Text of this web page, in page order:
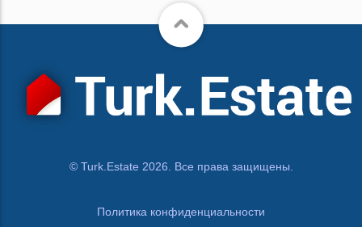
© Turk.Estate 2026. Все права защищены.
Политика конфиденциальности